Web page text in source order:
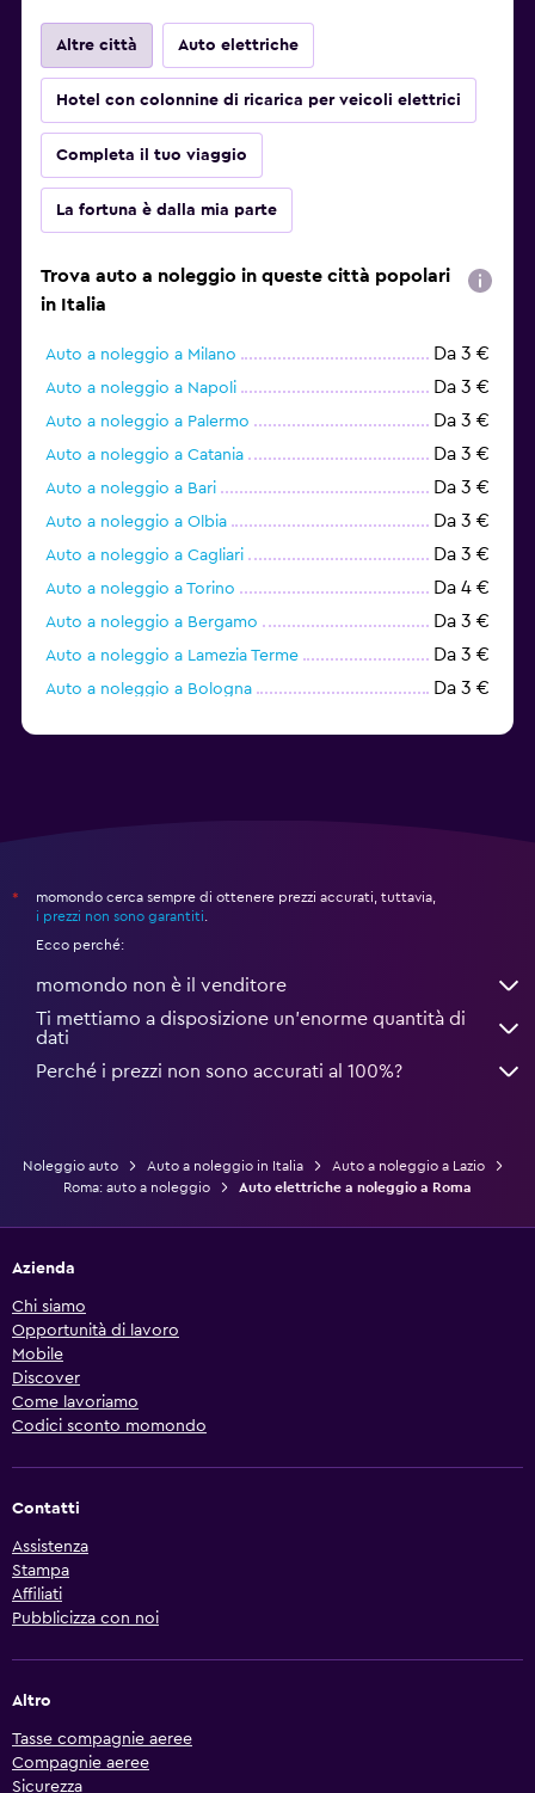
Altre città Auto elettriche
Hotel con colonnine di ricarica per veicoli elettrici
Completa il tuo viaggio
La fortuna è dalla mia parte
Trova auto a noleggio in queste città popolari
in Italia
Auto a noleggio a Milano Da 3 €
Auto a noleggio a Napoli Da 3 €
Auto a noleggio a Palermo Da 3 €
Auto a noleggio a Catania Da 3 €
Auto a noleggio a Bari Da 3 €
Auto a noleggio a Olbia Da 3 €
Auto a noleggio a Cagliari Da 3 €
Auto a noleggio a Torino Da 4 €
Auto a noleggio a Bergamo Da 3 €
Auto a noleggio a Lamezia Terme Da 3 €
Auto a noleggio a Bologna Da 3 €
*
momondo cerca sempre di ottenere prezzi accurati, tuttavia,
i prezzi non sono garantiti
Ecco perché:
momondo non è il venditore
Ti mettiamo a disposizione un’enorme quantità di
dati
Perché i prezzi non sono accurati al 100%?
Noleggio auto Auto a noleggio in Italia
Auto a noleggio a Lazio
Roma: auto a noleggio
Auto elettriche a noleggio a Roma
Azienda
Chi siamo
Opportunità di lavoro
Mobile
Discover
Come lavoriamo
Codici sconto momondo
Contatti
Assistenza
Stampa
Affiliati
Pubblicizza con noi
Altro
Tasse compagnie aeree
Compagnie aeree
Sicurezza